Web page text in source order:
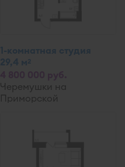
1-комнатная студия
29,4 м2
Черемушки на
Приморской